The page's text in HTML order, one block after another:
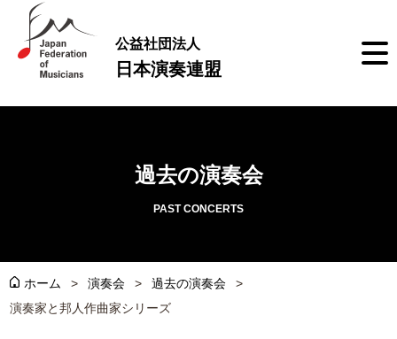
公益社団法人
日本演奏連盟
過去の演奏会
PAST CONCERTS
ホーム 演奏会
過去の演奏会
演奏家と邦人作曲家シリーズ